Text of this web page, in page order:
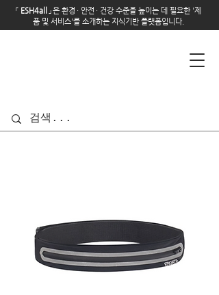
「 ESH4all 」은 환경 · 안전 · 건강 수준을 높이는 데 필요한 '제
품 및 서비스'를 소개하는 지식기반 플랫폼입니다.